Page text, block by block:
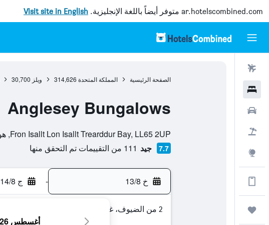
ar.hotelscombined.com متوفر أيضاً باللغة الإنجليزية. Visit site in English
الحصول على المزيد على التطبيق
الصفحة الرئيسية المملكة المتحدة 314,626 ويلز 30,700
Anglesey Bungalows
Fron Isallt Lon Isallt Trearddur Bay, LL65 2UP, هوليهاد, ويلز, المملكة المتحدة
7.7 جيد 111 من التقييمات تم التحقق منها
خ 13/8 - ج 14/8
2 من الضيوف، غرفة واحدة
أغسطس 2026